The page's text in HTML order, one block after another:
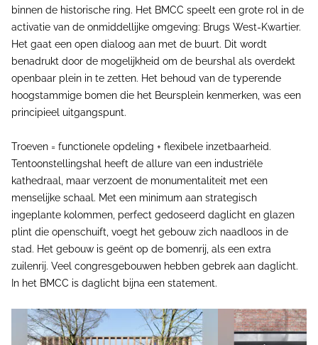
binnen de historische ring. Het BMCC speelt een grote rol in de
activatie van de onmiddellijke omgeving: Brugs West-Kwartier.
Het gaat een open dialoog aan met de buurt. Dit wordt
benadrukt door de mogelijkheid om de beurshal als overdekt
openbaar plein in te zetten. Het behoud van de typerende
hoogstammige bomen die het Beursplein kenmerken, was een
principieel uitgangspunt.
Troeven = functionele opdeling + flexibele inzetbaarheid.
Tentoonstellingshal heeft de allure van een industriële
kathedraal, maar verzoent de monumentaliteit met een
menselijke schaal. Met een minimum aan strategisch
ingeplante kolommen, perfect gedoseerd daglicht en glazen
plint die openschuift, voegt het gebouw zich naadloos in de
stad. Het gebouw is geënt op de bomenrij, als een extra
zuilenrij. Veel congresgebouwen hebben gebrek aan daglicht.
In het BMCC is daglicht bijna een statement.